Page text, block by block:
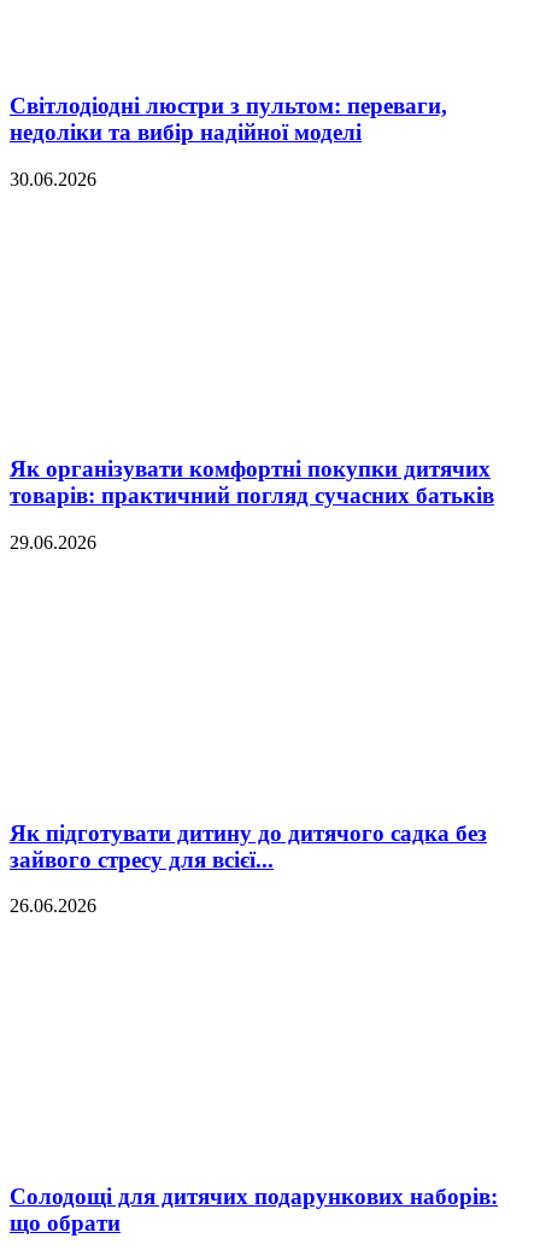
Світлодіодні люстри з пультом: переваги,
недоліки та вибір надійної моделі
30.06.2026
Як організувати комфортні покупки дитячих
товарів: практичний погляд сучасних батьків
29.06.2026
Як підготувати дитину до дитячого садка без
зайвого стресу для всієї...
26.06.2026
Солодощі для дитячих подарункових наборів:
що обрати